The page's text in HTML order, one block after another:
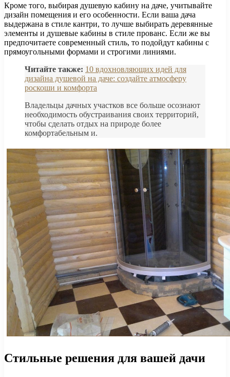
Кроме того, выбирая душевую кабину на даче, учитывайте
дизайн помещения и его особенности. Если ваша дача
выдержана в стиле кантри, то лучше выбирать деревянные
элементы и душевые кабины в стиле прованс. Если же вы
предпочитаете современный стиль, то подойдут кабины с
прямоугольными формами и строгими линиями.
Читайте также: 10 вдохновляющих идей для
дизайна душевой на даче: создайте атмосферу
роскоши и комфорта
Владельцы дачных участков все больше осознают
необходимость обустраивания своих территорий,
чтобы сделать отдых на природе более
комфортабельным и.
Стильные решения для вашей дачи